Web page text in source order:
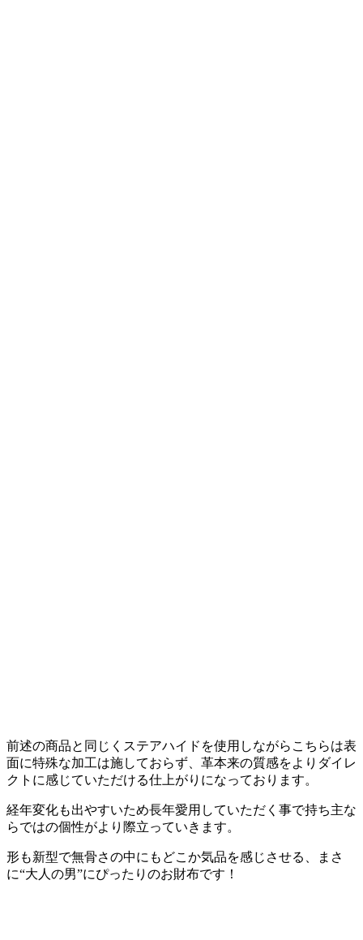
前述の商品と同じくステアハイドを使用しながらこちらは表
面に特殊な加工は施しておらず、革本来の質感をよりダイレ
クトに感じていただける仕上がりになっております。
経年変化も出やすいため長年愛用していただく事で持ち主な
らではの個性がより際立っていきます。
形も新型で無骨さの中にもどこか気品を感じさせる、まさ
に“大人の男”にぴったりのお財布です！